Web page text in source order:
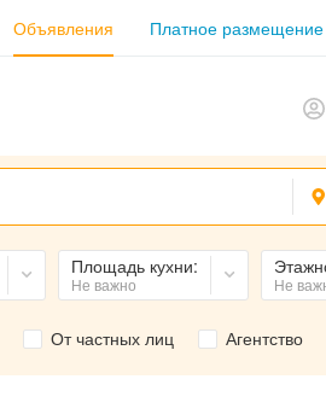
Объявления Платное размещение
Площадь кухни:
Не важно Не
От частных лиц Агентство